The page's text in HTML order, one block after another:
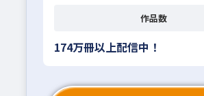
作品数
174万冊以上配信中！